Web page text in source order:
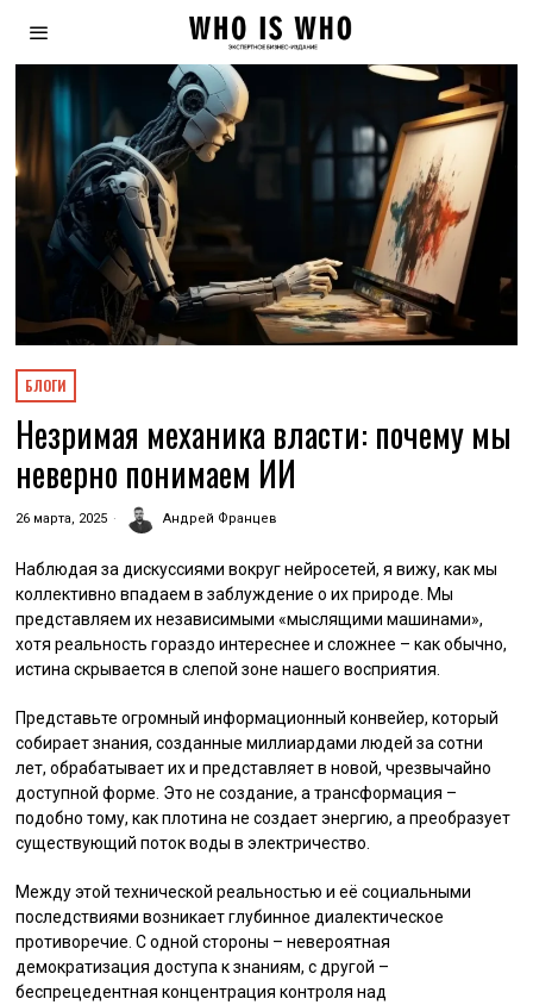
БЛОГИ
Незримая механика власти: почему мы
неверно понимаем ИИ
26 марта, 2025 Андрей Францев
Наблюдая за дискуссиями вокруг нейросетей, я вижу, как мы
коллективно впадаем в заблуждение о их природе. Мы
представляем их независимыми «мыслящими машинами»,
хотя реальность гораздо интереснее и сложнее – как обычно,
истина скрывается в слепой зоне нашего восприятия.
Представьте огромный информационный конвейер, который
собирает знания, созданные миллиардами людей за сотни
лет, обрабатывает их и представляет в новой, чрезвычайно
доступной форме. Это не создание, а трансформация –
подобно тому, как плотина не создает энергию, а преобразует
существующий поток воды в электричество.
Между этой технической реальностью и её социальными
последствиями возникает глубинное диалектическое
противоречие. С одной стороны – невероятная
демократизация доступа к знаниям, с другой –
беспрецедентная концентрация контроля над